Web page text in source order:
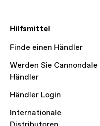
Hilfsmittel
Finde einen Händler
Werden Sie Cannondale
Händler
Händler Login
Internationale